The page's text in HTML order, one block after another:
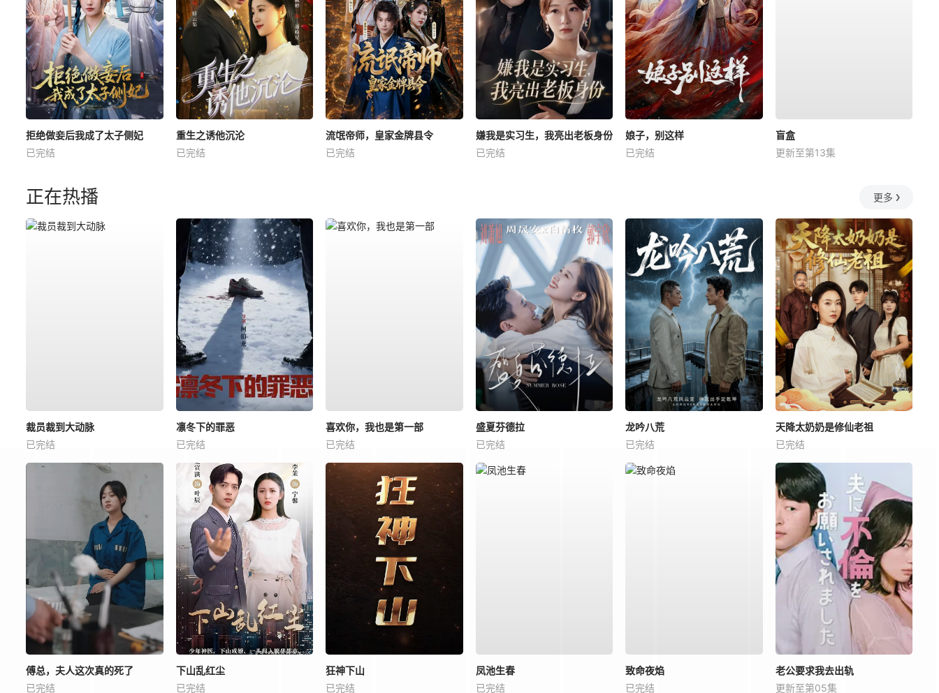
拒绝做妾后我成了太子侧妃
已完结
重生之诱他沉沦
已完结
流氓帝师，皇家金牌县令
已完结
嫌我是实习生，我亮出老板身份
已完结
娘子，别这样
已完结
盲盒
更新至第13集
正在热播 更多
裁员裁到大动脉
已完结
凛冬下的罪恶
已完结
喜欢你，我也是第一部
已完结
盛夏芬德拉
已完结
龙吟八荒
已完结
天降太奶奶是修仙老祖
已完结
傅总，夫人这次真的死了
已完结
下山乱红尘
已完结
狂神下山
已完结
凤池生春
已完结
致命夜焰
已完结
老公要求我去出轨
更新至第05集